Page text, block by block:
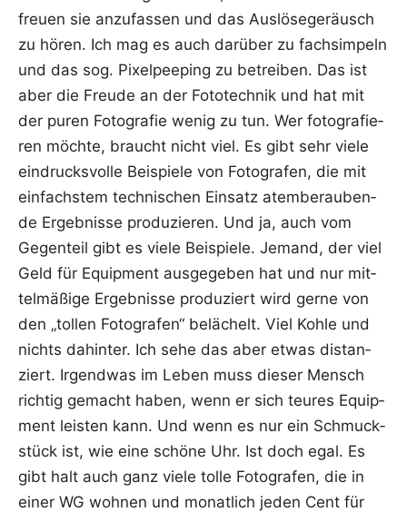
freu­en sie anzu­fas­sen und das Aus­lö­se­ge­räusch
zu hören. Ich mag es auch dar­über zu fach­sim­peln
und das sog. Pixel­pee­ping zu betrei­ben. Das ist
aber die Freu­de an der Foto­tech­nik und hat mit
der puren Foto­gra­fie wenig zu tun. Wer foto­gra­fie­
ren möch­te, braucht nicht viel. Es gibt sehr vie­le
ein­drucks­vol­le Bei­spie­le von Foto­gra­fen, die mit
ein­fachs­tem tech­ni­schen Ein­satz atem­be­rau­ben­
de Ergeb­nis­se pro­du­zie­ren. Und ja, auch vom
Gegen­teil gibt es vie­le Bei­spie­le. Jemand, der viel
Geld für Equip­ment aus­ge­ge­ben hat und nur mit­
tel­mä­ßi­ge Ergeb­nis­se pro­du­ziert wird ger­ne von
den „tol­len Foto­gra­fen“ belä­chelt. Viel Koh­le und
nichts dahin­ter. Ich sehe das aber etwas distan­
ziert. Irgend­was im Leben muss die­ser Mensch
rich­tig gemacht haben, wenn er sich teu­res Equip­
ment leis­ten kann. Und wenn es nur ein Schmuck­
stück ist, wie eine schö­ne Uhr. Ist doch egal. Es
gibt halt auch ganz vie­le tol­le Foto­gra­fen, die in
einer WG woh­nen und monat­lich jeden Cent für